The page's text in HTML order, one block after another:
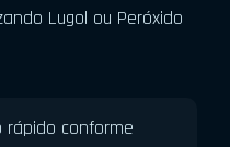
Lugol ou Peróxido
rápido conforme